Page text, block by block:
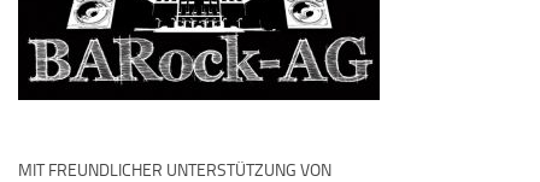
MIT FREUNDLICHER UNTERSTÜTZUNG VON